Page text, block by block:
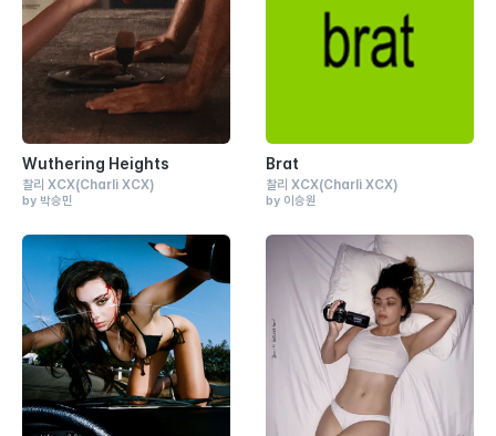
Wuthering Heights
찰리 XCX(Charli XCX)
by 박승민
Brat
찰리 XCX(Charli XCX)
by 이승원